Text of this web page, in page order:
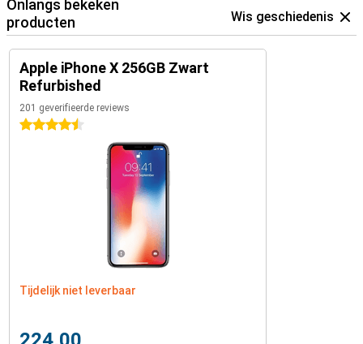
Onlangs bekeken
producten
Wis geschiedenis
Apple iPhone X 256GB Zwart
Refurbished
201 geverifieerde reviews
4.5 sterren
Tijdelijk niet leverbaar